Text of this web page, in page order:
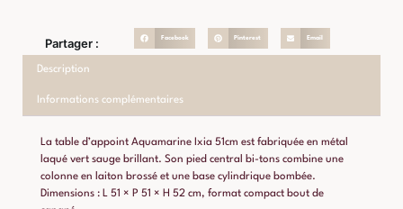
Partager : Facebook Pinterest Email
Description
Informations complémentaires
La table d’appoint Aquamarine Ixia 51cm est fabriquée en métal
laqué vert sauge brillant. Son pied central bi-tons combine une
colonne en laiton brossé et une base cylindrique bombée.
Dimensions : L 51 × P 51 × H 52 cm, format compact bout de